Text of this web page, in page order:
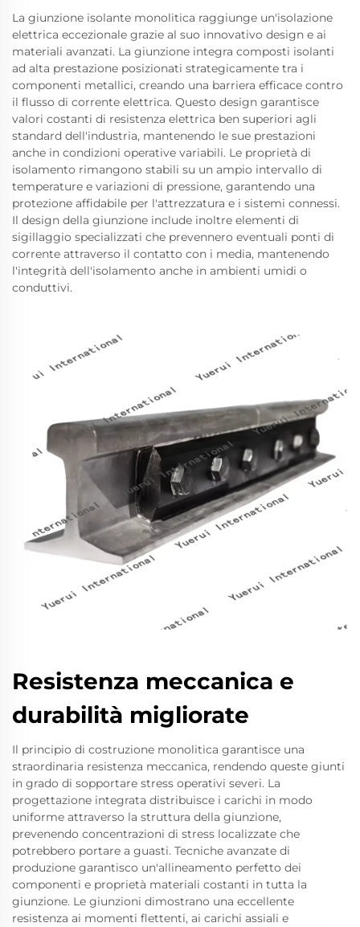
La giunzione isolante monolitica raggiunge un'isolazione
elettrica eccezionale grazie al suo innovativo design e ai
materiali avanzati. La giunzione integra composti isolanti
ad alta prestazione posizionati strategicamente tra i
componenti metallici, creando una barriera efficace contro
il flusso di corrente elettrica. Questo design garantisce
valori costanti di resistenza elettrica ben superiori agli
standard dell'industria, mantenendo le sue prestazioni
anche in condizioni operative variabili. Le proprietà di
isolamento rimangono stabili su un ampio intervallo di
temperature e variazioni di pressione, garantendo una
protezione affidabile per l'attrezzatura e i sistemi connessi.
Il design della giunzione include inoltre elementi di
sigillaggio specializzati che prevennero eventuali ponti di
corrente attraverso il contatto con i media, mantenendo
l'integrità dell'isolamento anche in ambienti umidi o
conduttivi.
Resistenza meccanica e
durabilità migliorate
Il principio di costruzione monolitica garantisce una
straordinaria resistenza meccanica, rendendo queste giunti
in grado di sopportare stress operativi severi. La
progettazione integrata distribuisce i carichi in modo
uniforme attraverso la struttura della giunzione,
prevenendo concentrazioni di stress localizzate che
potrebbero portare a guasti. Tecniche avanzate di
produzione garantisco un'allineamento perfetto dei
componenti e proprietà materiali costanti in tutta la
giunzione. Le giunzioni dimostrano una eccellente
resistenza ai momenti flettenti, ai carichi assiali e